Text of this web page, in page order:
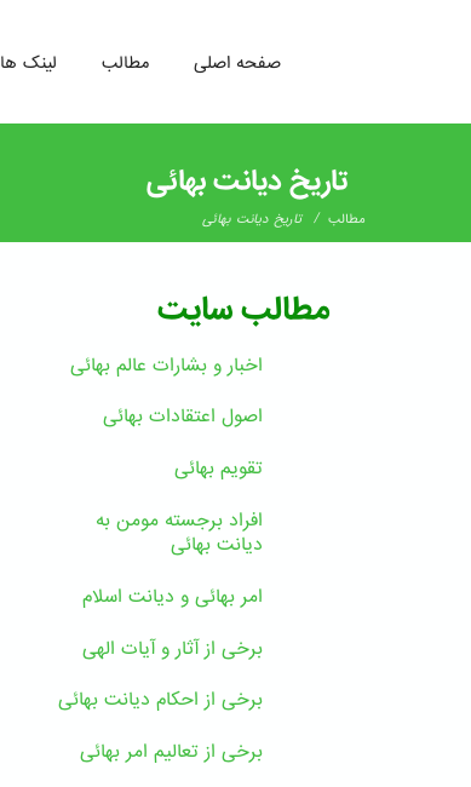
رفتن
لینک ها مطالب صفحه اصلی
تاریخ دیانت بهائی
مطالب / تاریخ دیانت بهائی
مطالب سایت
اخبار و بشارات عالم بهائى
اصول اعتقادات بهائی
تقویم بهائی
افراد برجسته مومن به
دیانت بهائی
امر بهائی و دیانت اسلام
برخی از آثار و آیات الهی
برخی از احکام دیانت بهائی
برخی از تعالیم امر بهائی